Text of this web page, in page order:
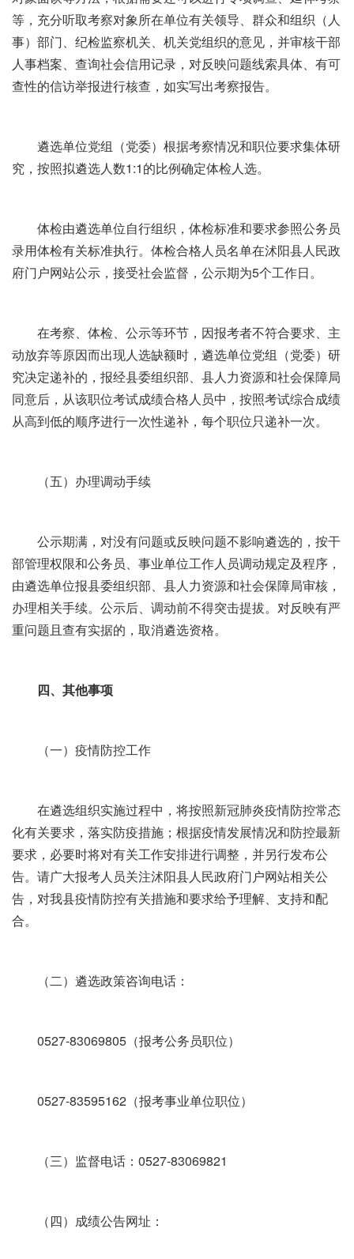
等，充分听取考察对象所在单位有关领导、群众和组织（人
事）部门、纪检监察机关、机关党组织的意见，并审核干部
人事档案、查询社会信用记录，对反映问题线索具体、有可
查性的信访举报进行核查，如实写出考察报告。
遴选单位党组（党委）根据考察情况和职位要求集体研
究，按照拟遴选人数1:1的比例确定体检人选。
体检由遴选单位自行组织，体检标准和要求参照公务员
录用体检有关标准执行。体检合格人员名单在沭阳县人民政
府门户网站公示，接受社会监督，公示期为5个工作日。
在考察、体检、公示等环节，因报考者不符合要求、主
动放弃等原因而出现人选缺额时，遴选单位党组（党委）研
究决定递补的，报经县委组织部、县人力资源和社会保障局
同意后，从该职位考试成绩合格人员中，按照考试综合成绩
从高到低的顺序进行一次性递补，每个职位只递补一次。
（五）办理调动手续
公示期满，对没有问题或反映问题不影响遴选的，按干
部管理权限和公务员、事业单位工作人员调动规定及程序，
由遴选单位报县委组织部、县人力资源和社会保障局审核，
办理相关手续。公示后、调动前不得突击提拔。对反映有严
重问题且查有实据的，取消遴选资格。
四、其他事项
（一）疫情防控工作
在遴选组织实施过程中，将按照新冠肺炎疫情防控常态
化有关要求，落实防疫措施；根据疫情发展情况和防控最新
要求，必要时将对有关工作安排进行调整，并另行发布公
告。请广大报考人员关注沭阳县人民政府门户网站相关公
告，对我县疫情防控有关措施和要求给予理解、支持和配
合。
（二）遴选政策咨询电话：
0527-83069805（报考公务员职位）
0527-83595162（报考事业单位职位）
（三）监督电话：0527-83069821
（四）成绩公告网址：